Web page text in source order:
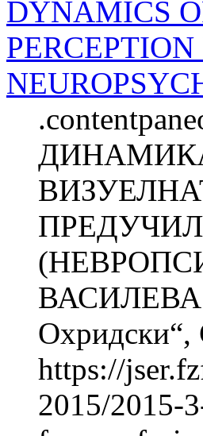
DYNAMICS
ВАСИЛЕВА
Охридски“,
https://
2015/2015-